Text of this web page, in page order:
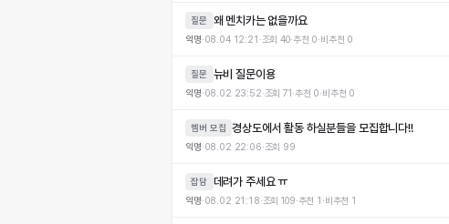
질문 왜 멘치카는 없을까요
익명·08.04 12:21 ·조회40·추천 0·비추천 0
질문 뉴비 질문이용
익명·08.02 23:52·조회71·추천 0·비추천 0
멤버 모집 경상도에서 활동 하실분들을 모집합니다!!
익명·08.02 22:06·조회 99
잡담 데려가 주세요 ㅠ
익명·08.02 21:18·조회109·추천 1 ·비추천 1